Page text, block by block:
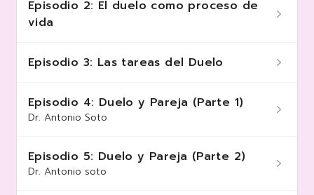
Episodio 2: El duelo como proceso de
vida
Episodio 3: Las tareas del Duelo
Episodio 4: Duelo y Pareja (Parte 1)
Dr. Antonio Soto
Episodio 5: Duelo y Pareja (Parte 2)
Dr. Antonio soto